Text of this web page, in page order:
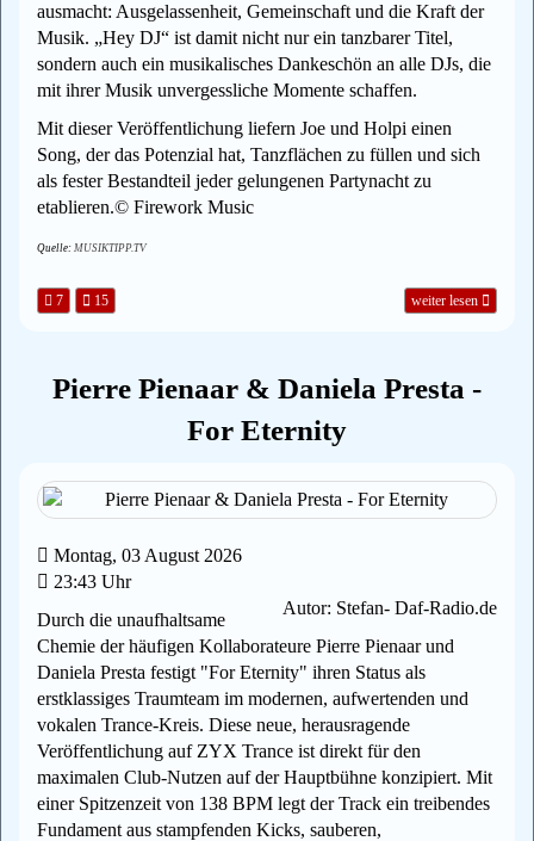
ausmacht: Ausgelassenheit, Gemeinschaft und die Kraft der
Musik. „Hey DJ“ ist damit nicht nur ein tanzbarer Titel,
sondern auch ein musikalisches Dankeschön an alle DJs, die
mit ihrer Musik unvergessliche Momente schaffen.
Mit dieser Veröffentlichung liefern Joe und Holpi einen
Song, der das Potenzial hat, Tanzflächen zu füllen und sich
als fester Bestandteil jeder gelungenen Partynacht zu
etablieren.© Firework Music
Quelle: MUSIKTIPP.TV
7 15 weiter lesen
Pierre Pienaar & Daniela Presta -
For Eternity
Montag, 03 August 2026
23:43 Uhr
Autor: Stefan- Daf-Radio.de
Durch die unaufhaltsame
Chemie der häufigen Kollaborateure Pierre Pienaar und
Daniela Presta festigt "For Eternity" ihren Status als
erstklassiges Traumteam im modernen, aufwertenden und
vokalen Trance-Kreis. Diese neue, herausragende
Veröffentlichung auf ZYX Trance ist direkt für den
maximalen Club-Nutzen auf der Hauptbühne konzipiert. Mit
einer Spitzenzeit von 138 BPM legt der Track ein treibendes
Fundament aus stampfenden Kicks, sauberen,